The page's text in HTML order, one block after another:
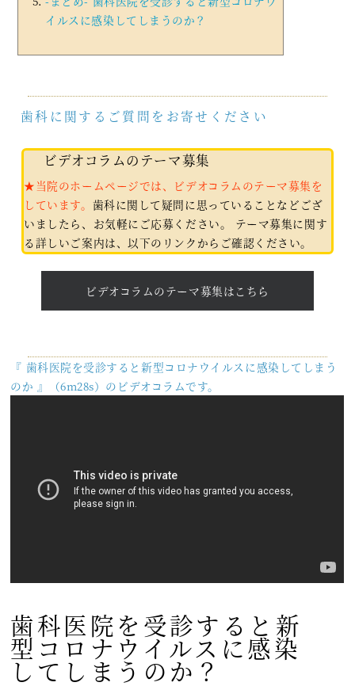
イルスに感染してしまうのか？
歯科に関するご質問をお寄せください
ビデオコラムのテーマ募集
★当院のホームページでは、ビデオコラムのテーマ募集を
しています。 歯科に関して疑問に思っていることなどござ
いましたら、お気軽にご応募ください。 テーマ募集に関す
る詳しいご案内は、以下のリンクからご確認ください。
ビデオコラムのテーマ募集はこちら
『 歯科医院を受診すると新型コロナウイルスに感染してしまう
のか 』（6m28s）のビデオコラムです。
歯科医院を受診すると新
型コロナウイルスに感染
してしまうのか？